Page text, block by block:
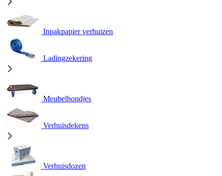
Inpakpapier verhuizen
Ladingzekering
Meubelhondjes
Verhuisdekens
Verhuisdozen